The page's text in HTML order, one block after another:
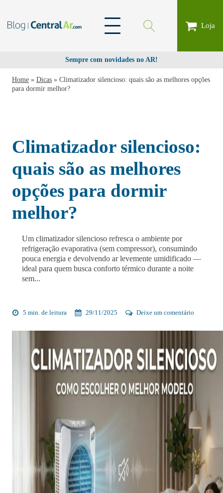
Loja
Sempre com novidades no AR!
Home » Dicas » Climatizador silencioso: quais são as melhores opções
para dormir melhor?
Climatizador silencioso:
quais são as melhores
opções para dormir
melhor?
Um climatizador silencioso refresca o ambiente por
refrigeração evaporativa (sem compressor), consumindo
pouca energia e devolvendo ar levemente umidificado —
ideal para quem busca conforto térmico durante a noite
sem...
5 min. de leitura 29/11/2025 Deixe um comentário